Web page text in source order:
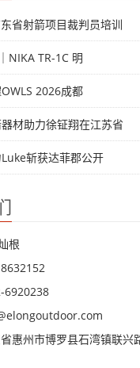
省射箭项目裁判员培训
NIKA TR-1C 明
2026成都
材助力徐钲翔在江苏省
斩获达菲郡公开
根
6920238
惠州市博罗县石湾镇联兴